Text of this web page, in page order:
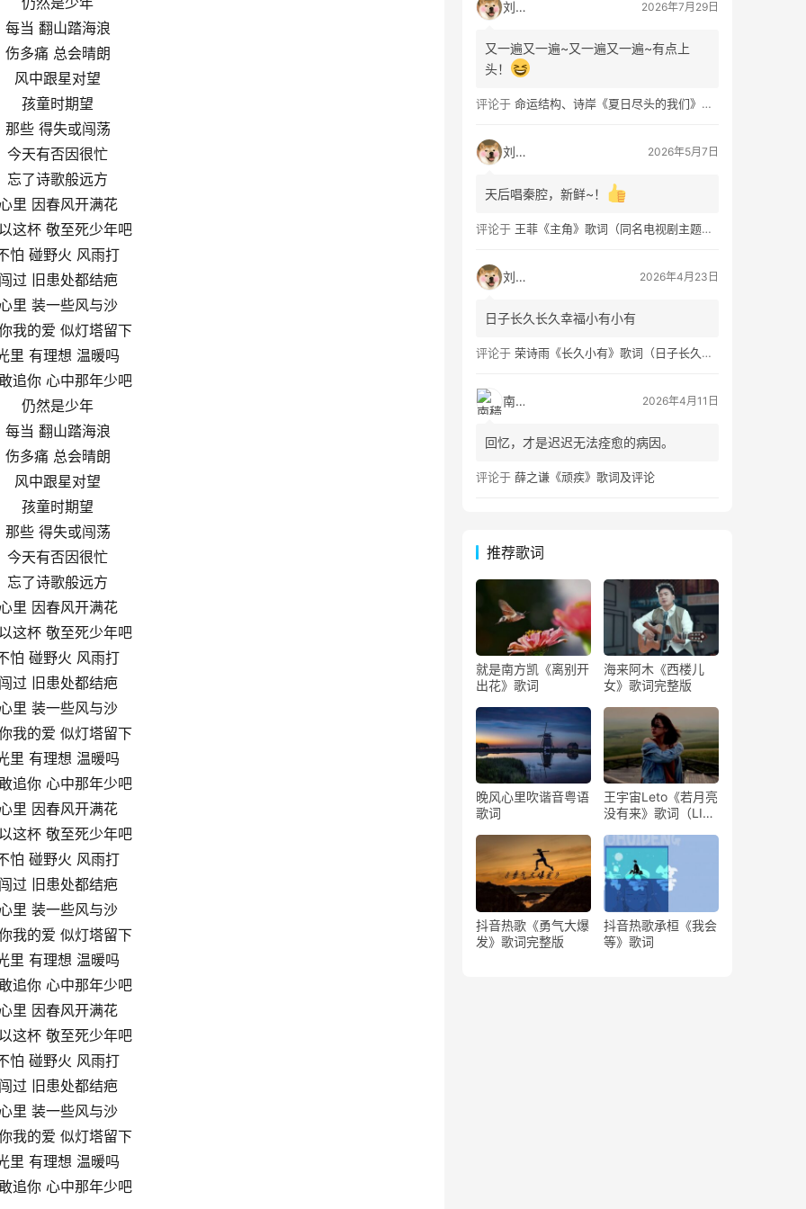
每当 翻山踏海浪
伤多痛 总会晴朗
风中跟星对望
孩童时期望
那些 得失或闯荡
今天有否因很忙
忘了诗歌般远方
里 因春风开满花
这杯 敬至死少年吧
怕 碰野火 风雨打
闯过 旧患处都结疤
里 装一些风与沙
我的爱 似灯塔留下
里 有理想 温暖吗
追你 心中那年少吧
仍然是少年
每当 翻山踏海浪
伤多痛 总会晴朗
风中跟星对望
孩童时期望
那些 得失或闯荡
今天有否因很忙
忘了诗歌般远方
里 因春风开满花
这杯 敬至死少年吧
怕 碰野火 风雨打
闯过 旧患处都结疤
里 装一些风与沙
我的爱 似灯塔留下
里 有理想 温暖吗
追你 心中那年少吧
里 因春风开满花
这杯 敬至死少年吧
怕 碰野火 风雨打
闯过 旧患处都结疤
里 装一些风与沙
我的爱 似灯塔留下
里 有理想 温暖吗
追你 心中那年少吧
里 因春风开满花
这杯 敬至死少年吧
怕 碰野火 风雨打
闯过 旧患处都结疤
里 装一些风与沙
我的爱 似灯塔留下
里 有理想 温暖吗
追你 心中那年少吧
刘看山 2026年7月29日
又一遍又一遍~又一遍又一遍~有点上
头！
评论于 命运结构、诗岸《夏日尽头的我们》歌词及钢琴谱免费获取
刘看山 2026年5月7日
天后唱秦腔，新鲜~！
评论于 王菲《主角》歌词（同名电视剧主题曲）
刘看山 2026年4月23日
日子长久长久幸福小有小有
评论于 荣诗雨《长久小有》歌词（日子长久幸福小有）
南穑 2026年4月11日
回忆，才是迟迟无法痊愈的病因。
评论于 薛之谦《顽疾》歌词及评论
推荐歌词
就是南方凯《离别开
出花》歌词
海来阿木《西楼儿
女》歌词完整版
晚风心里吹谐音粤语
歌词
王宇宙Leto《若月亮
没有来》歌词（LIVE
抖音热歌《勇气大爆
发》歌词完整版
抖音热歌承桓《我会
等》歌词